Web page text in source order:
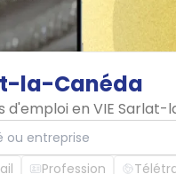
la-Canéda
d'emploi en VIE
entreprise
Profession